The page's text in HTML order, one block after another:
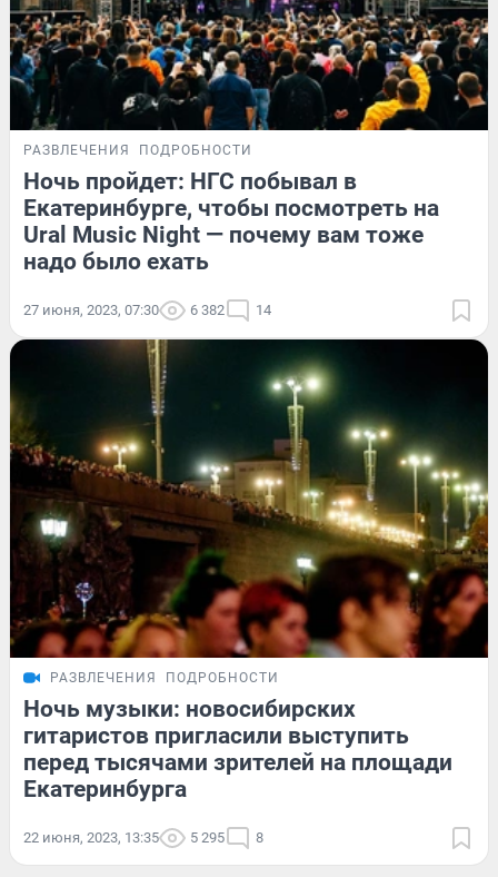
РАЗВЛЕЧЕНИЯ ПОДРОБНОСТИ
Ночь пройдет: НГС побывал в
Екатеринбурге, чтобы посмотреть на
Ural Music Night — почему вам тоже
надо было ехать
27 июня, 2023, 07:30 6 382 14
РАЗВЛЕЧЕНИЯ ПОДРОБНОСТИ
Ночь музыки: новосибирских
гитаристов пригласили выступить
перед тысячами зрителей на площади
Екатеринбурга
22 июня, 2023, 13:35 5 295 8